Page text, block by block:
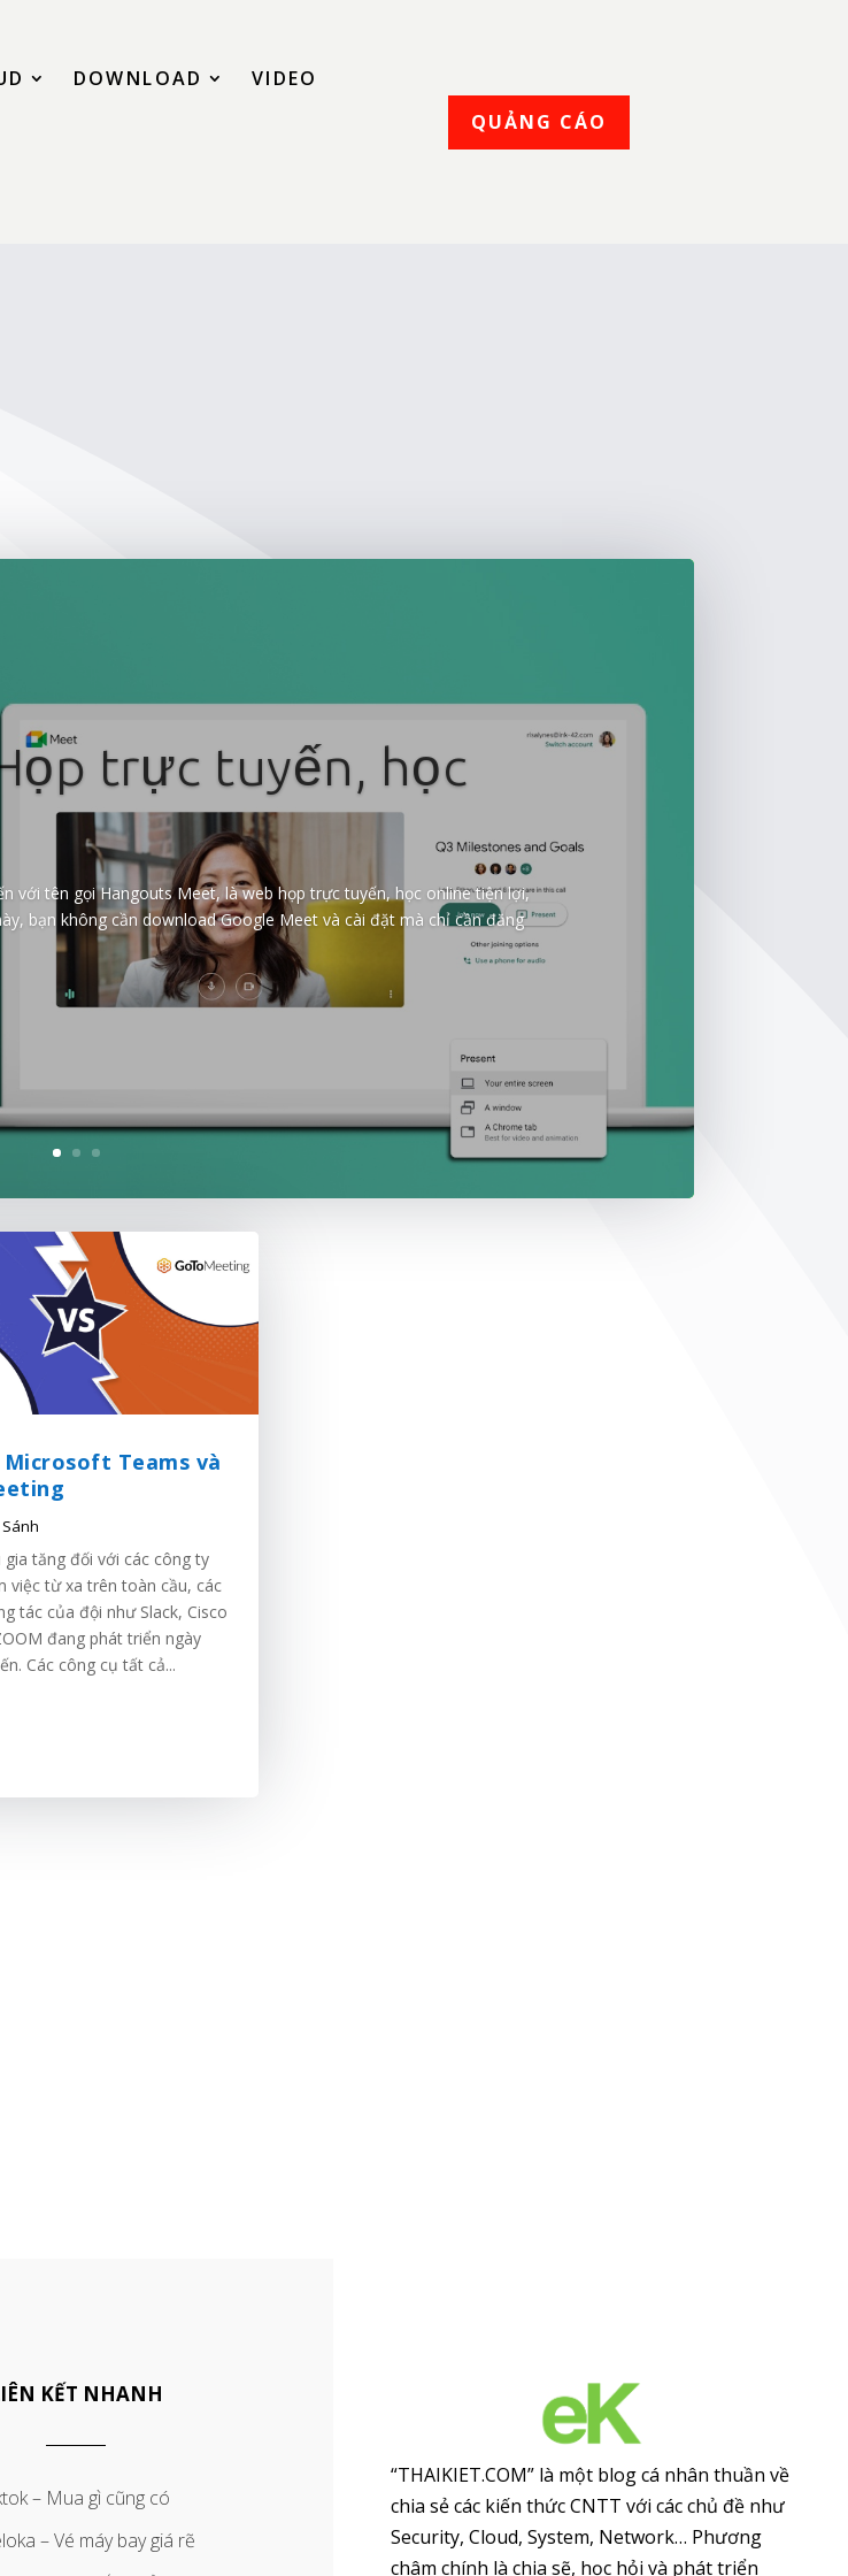
DOWNLOAD VIDEO
QUẢNG CÁO
trực tuyến, học
với tên gọi Hangouts Meet, là web họp trực tuyến, học online tiện lợi,
bạn không cần download Google Meet và cài đặt mà chỉ cần đăng
Microsoft Teams và
gia tăng đối với các công ty
việc từ xa trên toàn cầu, các
tác của đội như Slack, Cisco
đang phát triển ngày
Các công cụ tất cả...
KẾT NHANH
– Mua gì cũng có
– Vé máy bay giá rẽ
“THAIKIET.COM” là một blog cá nhân thuần về
chia sẻ các kiến thức CNTT với các chủ đề như
Security, Cloud, System, Network… Phương
châm chính là chia sẽ, học hỏi và phát triển